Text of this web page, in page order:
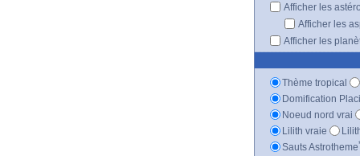
Afficher les
Afficher les
Afficher les
Thème tropical
Domification
Noeud nord vrai
Lilith vraie
Sauts Astrotheme